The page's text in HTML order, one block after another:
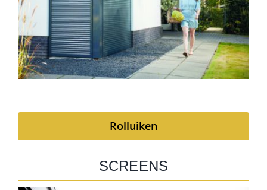
Rolluiken
SCREENS